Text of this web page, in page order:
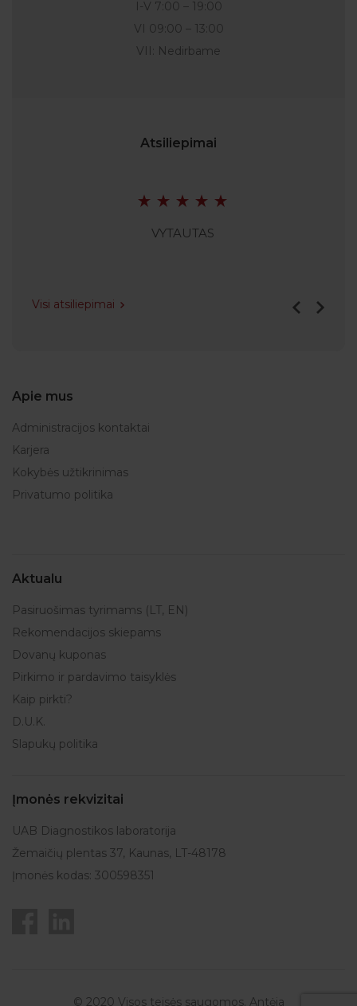
I-V 7:00 – 19:00
VI 09:00 – 13:00
VII: Nedirbame
Atsiliepimai
VYTAUTAS
Visi atsiliepimai
Apie mus
Administracijos kontaktai
Karjera
Kokybės užtikrinimas
Privatumo politika
Aktualu
Pasiruošimas tyrimams (LT, EN)
Rekomendacijos skiepams
Dovanų kuponas
Pirkimo ir pardavimo taisyklės
Kaip pirkti?
D.U.K.
Slapukų politika
Įmonės rekvizitai
UAB Diagnostikos laboratorija
Žemaičių plentas 37, Kaunas, LT-48178
Įmonės kodas: 300598351
© 2020 Visos teisės saugomos. Antėja